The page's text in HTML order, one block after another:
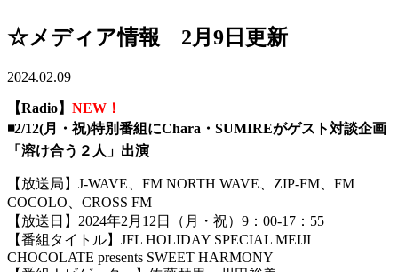
☆メディア情報 2月9日更新
2024.02.09
【Radio】 NEW！
◾️2/12(月・祝)特別番組にChara・SUMIREがゲスト対談企画
「溶け合う２人」出演
【放送局】J-WAVE、FM NORTH WAVE、ZIP-FM、FM
COCOLO、CROSS FM
【放送日】2024年2月12日（月・祝）9：00-17：55
【番組タイトル】JFL HOLIDAY SPECIAL MEIJI
CHOCOLATE presents SWEET HARMONY